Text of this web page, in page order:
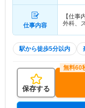
仕事内容
【仕事
外科、
駅から徒歩5分以内
保存する